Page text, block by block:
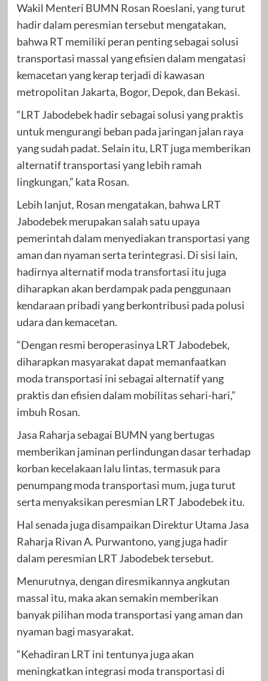
Wakil Menteri BUMN Rosan Roeslani, yang turut
hadir dalam peresmian tersebut mengatakan,
bahwa RT memiliki peran penting sebagai solusi
transportasi massal yang efisien dalam mengatasi
kemacetan yang kerap terjadi di kawasan
metropolitan Jakarta, Bogor, Depok, dan Bekasi.
“LRT Jabodebek hadir sebagai solusi yang praktis
untuk mengurangi beban pada jaringan jalan raya
yang sudah padat. Selain itu, LRT juga memberikan
alternatif transportasi yang lebih ramah
lingkungan,” kata Rosan.
Lebih lanjut, Rosan mengatakan, bahwa LRT
Jabodebek merupakan salah satu upaya
pemerintah dalam menyediakan transportasi yang
aman dan nyaman serta terintegrasi. Di sisi lain,
hadirnya alternatif moda transfortasi itu juga
diharapkan akan berdampak pada penggunaan
kendaraan pribadi yang berkontribusi pada polusi
udara dan kemacetan.
“Dengan resmi beroperasinya LRT Jabodebek,
diharapkan masyarakat dapat memanfaatkan
moda transportasi ini sebagai alternatif yang
praktis dan efisien dalam mobilitas sehari-hari,”
imbuh Rosan.
Jasa Raharja sebagai BUMN yang bertugas
memberikan jaminan perlindungan dasar terhadap
korban kecelakaan lalu lintas, termasuk para
penumpang moda transportasi mum, juga turut
serta menyaksikan peresmian LRT Jabodebek itu.
Hal senada juga disampaikan Direktur Utama Jasa
Raharja Rivan A. Purwantono, yang juga hadir
dalam peresmian LRT Jabodebek tersebut.
Menurutnya, dengan diresmikannya angkutan
massal itu, maka akan semakin memberikan
banyak pilihan moda transportasi yang aman dan
nyaman bagi masyarakat.
“Kehadiran LRT ini tentunya juga akan
meningkatkan integrasi moda transportasi di